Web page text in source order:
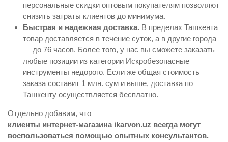
персональные скидки оптовым покупателям позволяют
снизить затраты клиентов до минимума.
Быстрая и надежная доставка. В пределах Ташкента
товар доставляется в течение суток, а в другие города
— до 76 часов. Более того, у нас вы сможете заказать
любые позиции из категории Искробезопасные
инструменты недорого. Если же общая стоимость
заказа составит 1 млн. сум и выше, доставка по
Ташкенту осуществляется бесплатно.
Отдельно добавим, что
клиенты интернет-магазина ikarvon.uz всегда могут
воспользоваться помощью опытных консультантов.